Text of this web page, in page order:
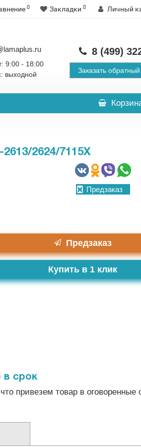
0 Закладки 0 Личный
9:00 - 18:00
выходной
8 (499)
Заказать обратный
2624/7115X
Предзаказ
Предзаказ
Купить в 1 клик
в срок
привезем товар в оговоренные